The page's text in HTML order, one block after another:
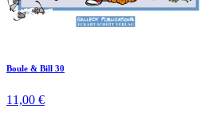
Boule & Bill 30
11,00 €